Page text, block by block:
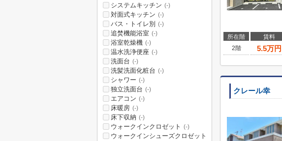
所在階 賃料
2階
5.5万円
クレール幸
システムキッチン (-)
対面式キッチン (-)
バス・トイレ別 (-)
追焚機能浴室 (-)
浴室乾燥機 (-)
温水洗浄便座 (-)
洗面台 (-)
洗髪洗面化粧台 (-)
シャワー (-)
独立洗面台 (-)
エアコン (-)
床暖房 (-)
床下収納 (-)
ウォークインクロゼット (-)
ウォークインシューズクロゼット